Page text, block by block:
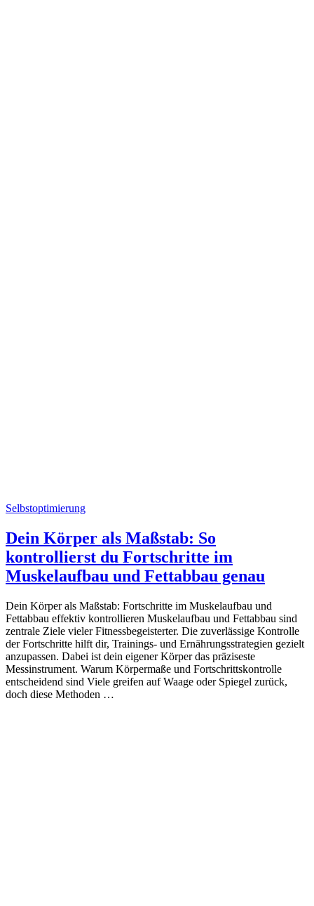
Selbstoptimierung
Dein Körper als Maßstab: So
kontrollierst du Fortschritte im
Muskelaufbau und Fettabbau genau
Dein Körper als Maßstab: Fortschritte im Muskelaufbau und
Fettabbau effektiv kontrollieren Muskelaufbau und Fettabbau sind
zentrale Ziele vieler Fitnessbegeisterter. Die zuverlässige Kontrolle
der Fortschritte hilft dir, Trainings- und Ernährungsstrategien gezielt
anzupassen. Dabei ist dein eigener Körper das präziseste
Messinstrument. Warum Körpermaße und Fortschrittskontrolle
entscheidend sind Viele greifen auf Waage oder Spiegel zurück,
doch diese Methoden …